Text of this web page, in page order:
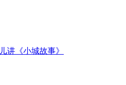
讲《小城故事》